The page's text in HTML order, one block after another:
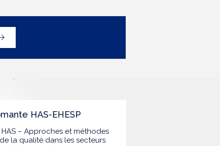
HAS-EHESP
– Approches et méthodes
la qualité dans les secteurs